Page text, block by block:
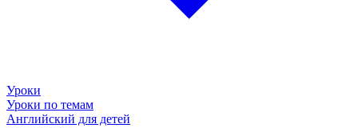
Уроки
Уроки по темам
Английский для детей